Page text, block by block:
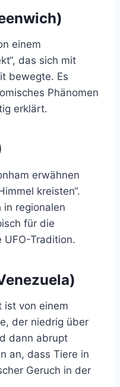
einem
das sich mit
bewegte. Es
Phänomen
erklärt.
erwähnen
kreisten“.
in regionalen
für die
UFO-Tradition.
ist von einem
der niedrig über
dann abrupt
an, dass Tiere in
Geruch in der